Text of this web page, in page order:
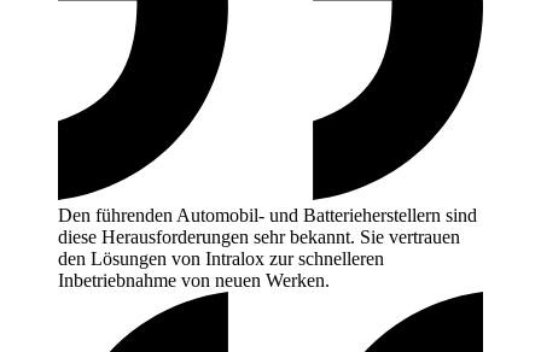
Den führenden Automobil- und Batterieherstellern sind
diese Herausforderungen sehr bekannt. Sie vertrauen
den Lösungen von Intralox zur schnelleren
Inbetriebnahme von neuen Werken.